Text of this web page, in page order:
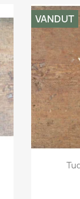

VANDUT